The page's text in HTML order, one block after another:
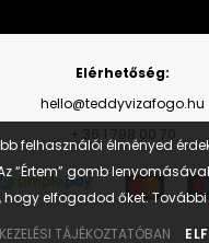
Elérhetőség:
hello@teddyvizafogo.hu
+ 36 1 798 00 70
felhasználói élményed
“Értem” gomb
elfogadod őket.
TÁJÉKOZTATÓBAN